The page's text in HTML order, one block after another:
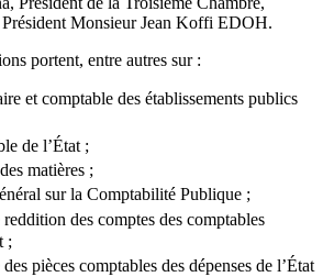
Président Monsieur Jean Koffi EDOH.
portent, entre autres sur :
et comptable des établissements publics
de l’État ;
matières ;
sur la Comptabilité Publique ;
des comptes des comptables
;
pièces comptables des dépenses de l’État